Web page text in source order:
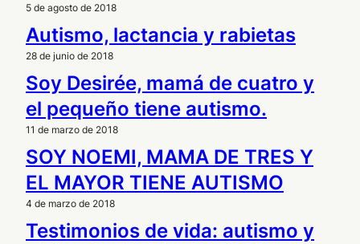
5 de agosto de 2018
Autismo, lactancia y rabietas
28 de junio de 2018
Soy Desirée, mamá de cuatro y
el pequeño tiene autismo.
11 de marzo de 2018
SOY NOEMI, MAMA DE TRES Y
EL MAYOR TIENE AUTISMO
4 de marzo de 2018
Testimonios de vida: autismo y